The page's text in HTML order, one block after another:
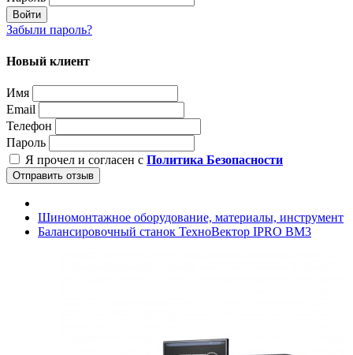
Войти
Забыли пароль?
Новый клиент
Имя
Email
Телефон
Пароль
Я прочел и согласен с Политика Безопасности
Отправить отзыв
Шиномонтажное оборудование, материалы, инструмент
Балансировочный станок ТехноВектор IPRO BM3